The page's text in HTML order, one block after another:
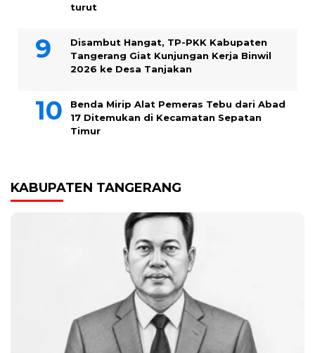
turut
Disambut Hangat, TP-PKK Kabupaten
Tangerang Giat Kunjungan Kerja Binwil
2026 ke Desa Tanjakan
Benda Mirip Alat Pemeras Tebu dari Abad
17 Ditemukan di Kecamatan Sepatan
Timur
KABUPATEN TANGERANG